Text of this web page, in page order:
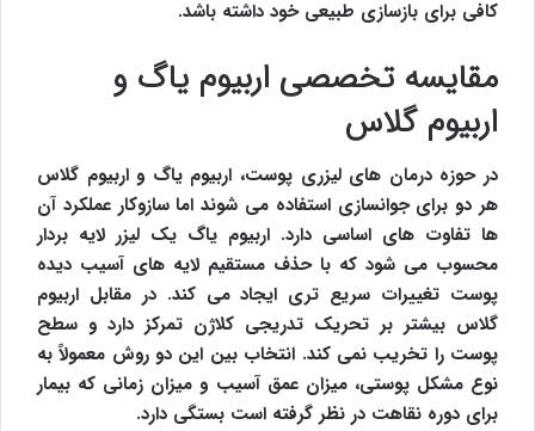
کافی برای بازسازی طبیعی خود داشته باشد.
مقایسه تخصصی اربیوم یاگ و
اربیوم گلاس
در حوزه درمان های لیزری پوست، اربیوم یاگ و اربیوم گلاس
هر دو برای جوانسازی استفاده می شوند اما سازوکار عملکرد آن
ها تفاوت های اساسی دارد. اربیوم یاگ یک لیزر لایه بردار
محسوب می شود که با حذف مستقیم لایه های آسیب دیده
پوست تغییرات سریع تری ایجاد می کند. در مقابل اربیوم
گلاس بیشتر بر تحریک تدریجی کلاژن تمرکز دارد و سطح
پوست را تخریب نمی کند. انتخاب بین این دو روش معمولاً به
نوع مشکل پوستی، میزان عمق آسیب و میزان زمانی که بیمار
برای دوره نقاهت در نظر گرفته است بستگی دارد.